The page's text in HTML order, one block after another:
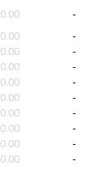
0.00 -
0.00 -
0.00 -
0.00 -
0.00 -
0.00 -
0.00 -
0.00 -
0.00 -
0.00 -